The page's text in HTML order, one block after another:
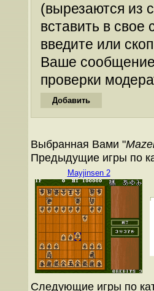
(вырезаются из
вставить в
введите или
Ваше
проверки
Выбранная Вами "
Предыдущие игры по
Mayjinsen 2
Следующие игры по